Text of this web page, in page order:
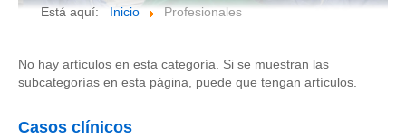
Está aquí: Inicio Profesionales
No hay artículos en esta categoría. Si se muestran las
subcategorías en esta página, puede que tengan artículos.
Casos clínicos